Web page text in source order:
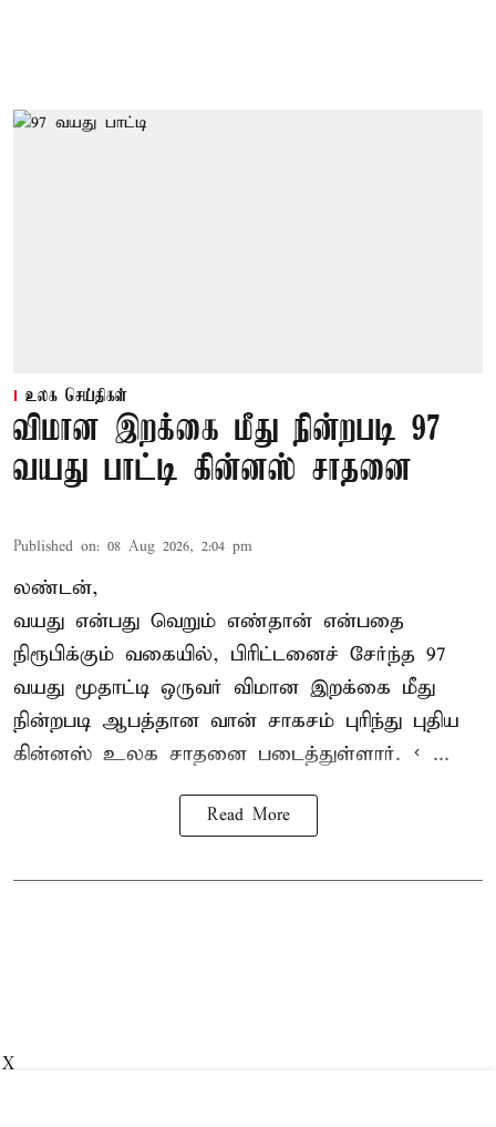
உலக செய்திகள்
விமான இறக்கை மீது நின்றபடி 97
வயது பாட்டி கின்னஸ் சாதனை
Published on: 08 Aug 2026, 2:04 pm
லண்டன்,
வயது என்பது வெறும் எண்தான் என்பதை
நிரூபிக்கும் வகையில், பிரிட்டனைச் சேர்ந்த 97
வயது மூதாட்டி ஒருவர் விமான இறக்கை மீது
நின்றபடி ஆபத்தான வான் சாகசம் புரிந்து புதிய
கின்னஸ் உலக சாதனை படைத்துள்ளார். < ...
Read More
X